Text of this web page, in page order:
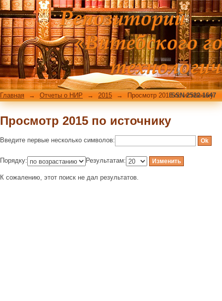
Просмотр 2015 по источнику
Главная → Отчеты о НИР → 2015 → Просмотр 2015 по источнику
ISSN 2522-1647
Просмотр 2015 по источнику
Введите первые несколько символов:
Порядку: Результатам:
К сожалению, этот поиск не дал результатов.